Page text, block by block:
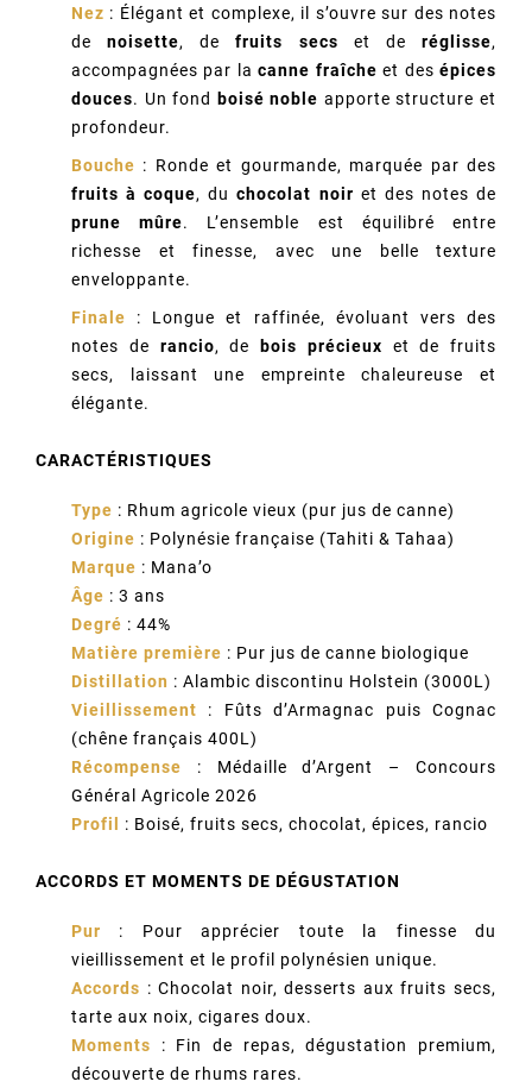
Nez : Élégant et complexe, il s’ouvre sur des notes
denoisette, defruits secs et deréglisse,
accompagnées par lacanne fraîche et desépices
douces. Un fond boisé noble apporte structure et
profondeur.
Bouche : Ronde et gourmande, marquée par des
fruits à coque, duchocolat noir et des notes de
prune mûre. L’ensemble est équilibré entre
richesse et finesse, avec une belle texture
enveloppante.
Finale : Longue et raffinée, évoluant vers des
notes de rancio, de bois précieux et de fruits
secs, laissant une empreinte chaleureuse et
élégante.
CARACTÉRISTIQUES
Type : Rhum agricole vieux (pur jus de canne)
Origine : Polynésie française (Tahiti & Tahaa)
Marque : Mana’o
Âge : 3 ans
Degré : 44%
Matière première : Pur jus de canne biologique
Distillation : Alambic discontinu Holstein (3000L)
Vieillissement : Fûts d’Armagnac puis Cognac
(chêne français 400L)
Récompense : Médaille d’Argent – Concours
Général Agricole 2026
Profil
: Boisé, fruits secs, chocolat, épices, rancio
ACCORDS ET MOMENTS DE DÉGUSTATION
Pur : Pour apprécier toute la finesse du
vieillissement et le profil polynésien unique.
Accords : Chocolat noir, desserts aux fruits secs,
tarte aux noix, cigares doux.
Moments : Fin de repas, dégustation premium,
découverte de rhums rares.